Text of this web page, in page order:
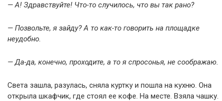
— А! Здравствуйте! Что-то случилось, что вы так рано?
— Позвольте, я зайду? А то как-то говорить на площадке
неудобно.
— Да-да, конечно, проходите, а то я спросонья, не соображаю.
Света зашла, разулась, сняла куртку и пошла на кухню. Она
открыла шкафчик, где стоял ее кофе. На месте. Взяла чашку.